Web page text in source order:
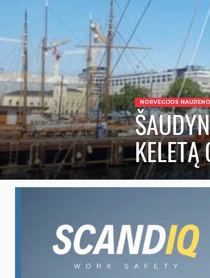
NORVEGIJOS